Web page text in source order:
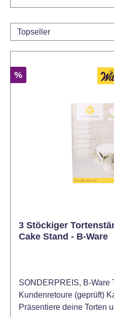
Rabatt
%
3 Stöckiger
Cake Stand - B-Ware
SONDERPREIS, B-Ware
Kundenretoure (geprüft)
Präsentiere deine Torten